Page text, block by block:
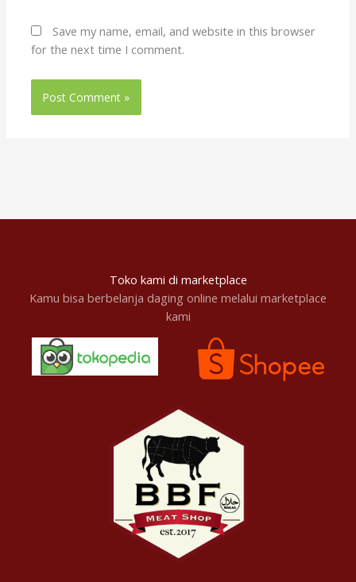
Save my name, email, and website in this browser
for the next time I comment.
Toko kami di marketplace
Kamu bisa berbelanja daging online melalui marketplace
kami